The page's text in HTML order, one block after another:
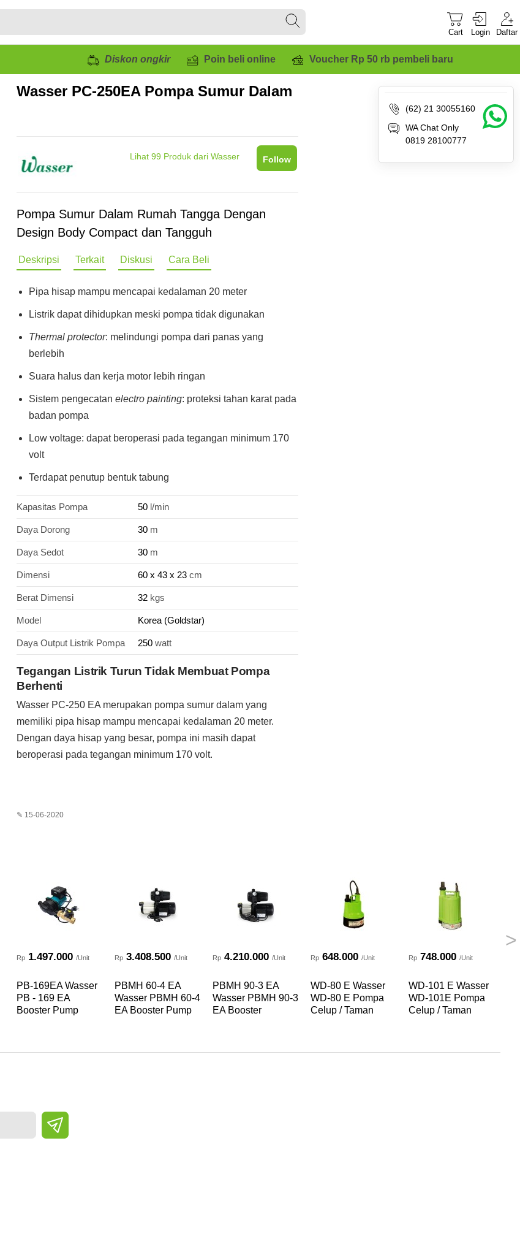
Cart Login Daftar
Diskon ongkir Poin beli online Voucher Rp 50 rb pembeli baru
Wasser PC-250EA Pompa Sumur Dalam
(62) 21 30055160
WA Chat Only
0819 28100777
Lihat 99 Produk dari Wasser Follow
Pompa Sumur Dalam Rumah Tangga Dengan
Design Body Compact dan Tangguh
Deskripsi Terkait Diskusi Cara Beli
Pipa hisap mampu mencapai kedalaman 20 meter
Listrik dapat dihidupkan meski pompa tidak digunakan
Thermal protector: melindungi pompa dari panas yang
berlebih
Suara halus dan kerja motor lebih ringan
Sistem pengecatan electro painting: proteksi tahan karat pada
badan pompa
Low voltage: dapat beroperasi pada tegangan minimum 170
volt
Terdapat penutup bentuk tabung
Kapasitas Pompa 50 l/min
Daya Dorong 30 m
Daya Sedot 30 m
Dimensi 60 x 43 x 23 cm
Berat Dimensi 32 kgs
Model Korea (Goldstar)
Daya Output Listrik Pompa 250 watt
Tegangan Listrik Turun Tidak Membuat Pompa
Berhenti
Wasser PC-250 EA merupakan pompa sumur dalam yang
memiliki pipa hisap mampu mencapai kedalaman 20 meter.
Dengan daya hisap yang besar, pompa ini masih dapat
beroperasi pada tegangan minimum 170 volt.
✎ 15-06-2020
>
Rp 1.497.000 /Unit
PB-169EA Wasser
PB - 169 EA
Booster Pump
Rp 3.408.500 /Unit
PBMH 60-4 EA
Wasser PBMH 60-4
EA Booster Pump
Rp 4.210.000 /Unit
PBMH 90-3 EA
Wasser PBMH 90-3
EA Booster
Rp 648.000 /Unit
WD-80 E Wasser
WD-80 E Pompa
Celup / Taman
Rp 748.000 /Unit
WD-101 E Wasser
WD-101E Pompa
Celup / Taman